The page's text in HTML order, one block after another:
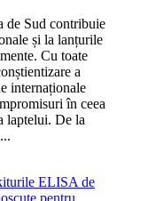
de Sud contribuie
și la lanțurile
Cu toate
a
internaționale
în ceea
laptelui. De la